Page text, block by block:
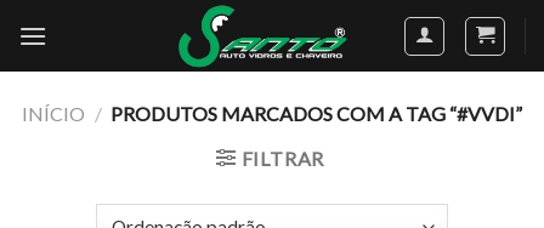
content
INÍCIO / PRODUTOS MARCADOS COM A TAG “#VVDI”
FILTRAR